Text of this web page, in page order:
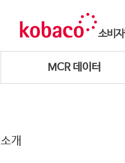
MCR 데이터
소개